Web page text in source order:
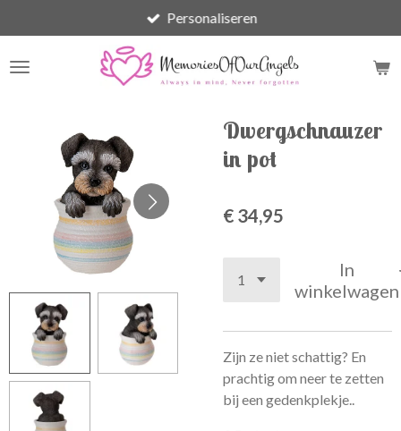
direct
naar
Personaliseren
Dwergschnauzer
in pot
€ 34,95
In
winkelwagen
Zijn ze niet schattig? En
prachtig om neer te zetten
bij een gedenkplekje..